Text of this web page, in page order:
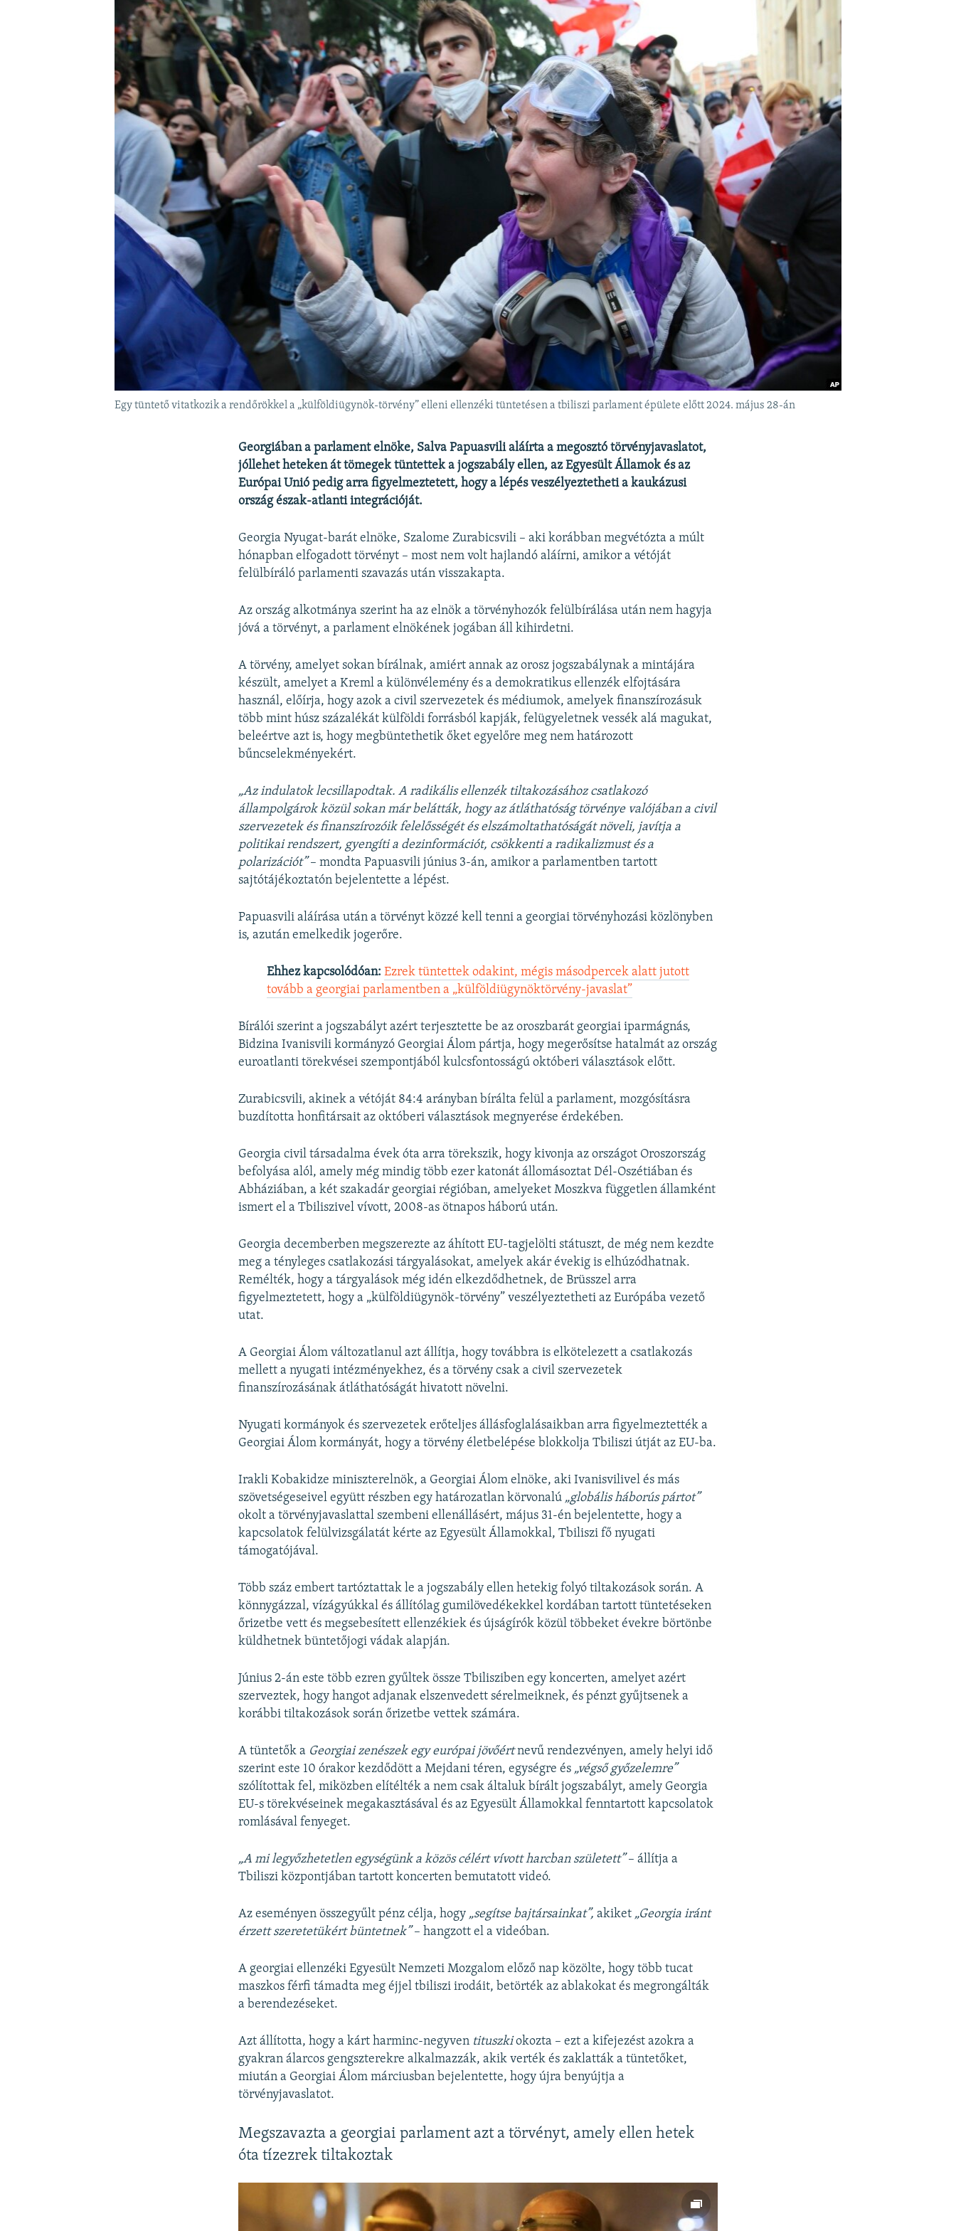
A MÚLT TANULSÁGAI
Egy tüntető vitatkozik a rendőrökkel a „külföldiügynök-törvény” elleni ellenzéki tüntetésen a tbiliszi parlament épülete előtt 2024. május 28-án
Georgiában a parlament elnöke, Salva Papuasvili aláírta a megosztó törvényjavaslatot,
jóllehet heteken át tömegek tüntettek a jogszabály ellen, az Egyesült Államok és az
Európai Unió pedig arra figyelmeztetett, hogy a lépés veszélyeztetheti a kaukázusi
ország észak-atlanti integrációját.
Georgia Nyugat-barát elnöke, Szalome Zurabicsvili – aki korábban megvétózta a múlt
hónapban elfogadott törvényt – most nem volt hajlandó aláírni, amikor a vétóját
felülbíráló parlamenti szavazás után visszakapta.
Az ország alkotmánya szerint ha az elnök a törvényhozók felülbírálása után nem hagyja
jóvá a törvényt, a parlament elnökének jogában áll kihirdetni.
A törvény, amelyet sokan bírálnak, amiért annak az orosz jogszabálynak a mintájára
készült, amelyet a Kreml a különvélemény és a demokratikus ellenzék elfojtására
használ, előírja, hogy azok a civil szervezetek és médiumok, amelyek finanszírozásuk
több mint húsz százalékát külföldi forrásból kapják, felügyeletnek vessék alá magukat,
beleértve azt is, hogy megbüntethetik őket egyelőre meg nem határozott
bűncselekményekért.
„Az indulatok lecsillapodtak. A radikális ellenzék tiltakozásához csatlakozó
állampolgárok közül sokan már belátták, hogy az átláthatóság törvénye valójában a civil
szervezetek és finanszírozóik felelősségét és elszámoltathatóságát növeli, javítja a
politikai rendszert, gyengíti a dezinformációt, csökkenti a radikalizmust és a
polarizációt”– mondta Papuasvili június 3-án, amikor a parlamentben tartott
sajtótájékoztatón bejelentette a lépést.
Papuasvili aláírása után a törvényt közzé kell tenni a georgiai törvényhozási közlönyben
is, azután emelkedik jogerőre.
Ehhez kapcsolódóan: Ezrek tüntettek odakint, mégis másodpercek alatt jutott
tovább a georgiai parlamentben a „külföldiügynöktörvény-javaslat”
Bírálói szerint a jogszabályt azért terjesztette be az oroszbarát georgiai iparmágnás,
Bidzina Ivanisvili kormányzó Georgiai Álom pártja, hogy megerősítse hatalmát az ország
euroatlanti törekvései szempontjából kulcsfontosságú októberi választások előtt.
Zurabicsvili, akinek a vétóját 84:4 arányban bírálta felül a parlament, mozgósításra
buzdította honfitársait az októberi választások megnyerése érdekében.
Georgia civil társadalma évek óta arra törekszik, hogy kivonja az országot Oroszország
befolyása alól, amely még mindig több ezer katonát állomásoztat Dél-Oszétiában és
Abháziában, a két szakadár georgiai régióban, amelyeket Moszkva független államként
ismert el a Tbiliszivel vívott, 2008-as ötnapos háború után.
Georgia decemberben megszerezte az áhított EU-tagjelölti státuszt, de még nem kezdte
meg a tényleges csatlakozási tárgyalásokat, amelyek akár évekig is elhúzódhatnak.
Remélték, hogy a tárgyalások még idén elkezdődhetnek, de Brüsszel arra
figyelmeztetett, hogy a „külföldiügynök-törvény” veszélyeztetheti az Európába vezető
utat.
A Georgiai Álom változatlanul azt állítja, hogy továbbra is elkötelezett a csatlakozás
mellett a nyugati intézményekhez, és a törvény csak a civil szervezetek
finanszírozásának átláthatóságát hivatott növelni.
Nyugati kormányok és szervezetek erőteljes állásfoglalásaikban arra figyelmeztették a
Georgiai Álom kormányát, hogy a törvény életbelépése blokkolja Tbiliszi útját az EU-ba.
Irakli Kobakidze miniszterelnök, a Georgiai Álom elnöke, aki Ivanisvilivel és más
szövetségeseivel együtt részben egy határozatlan körvonalú „globális háborús pártot”
okolt a törvényjavaslattal szembeni ellenállásért, május 31-én bejelentette, hogy a
kapcsolatok felülvizsgálatát kérte az Egyesült Államokkal, Tbiliszi fő nyugati
támogatójával.
Több száz embert tartóztattak le a jogszabály ellen hetekig folyó tiltakozások során. A
könnygázzal, vízágyúkkal és állítólag gumilövedékekkel kordában tartott tüntetéseken
őrizetbe vett és megsebesített ellenzékiek és újságírók közül többeket évekre börtönbe
küldhetnek büntetőjogi vádak alapján.
Június 2-án este több ezren gyűltek össze Tbilisziben egy koncerten, amelyet azért
szerveztek, hogy hangot adjanak elszenvedett sérelmeiknek, és pénzt gyűjtsenek a
korábbi tiltakozások során őrizetbe vettek számára.
A tüntetők a Georgiai zenészek egy európai jövőértnevű rendezvényen, amely helyi idő
szerint este 10 órakor kezdődött a Mejdani téren, egységre és „végső győzelemre”
szólítottak fel, miközben elítélték a nem csak általuk bírált jogszabályt, amely Georgia
EU-s törekvéseinek megakasztásával és az Egyesült Államokkal fenntartott kapcsolatok
romlásával fenyeget.
„A mi legyőzhetetlen egységünk a közös célért vívott harcban született”– állítja a
Tbiliszi központjában tartott koncerten bemutatott videó.
Az eseményen összegyűlt pénz célja, hogy „segítse bajtársainkat”, akiket „Georgia iránt
érzett szeretetükért büntetnek”– hangzott el a videóban.
A georgiai ellenzéki Egyesült Nemzeti Mozgalom előző nap közölte, hogy több tucat
maszkos férfi támadta meg éjjel tbiliszi irodáit, betörték az ablakokat és megrongálták
a berendezéseket.
Azt állította, hogy a kárt harminc-negyven tituszkiokozta – ezt a kifejezést azokra a
gyakran álarcos gengszterekre alkalmazzák, akik verték és zaklatták a tüntetőket,
miután a Georgiai Álom márciusban bejelentette, hogy újra benyújtja a
törvényjavaslatot.
Megszavazta a georgiai parlament azt a törvényt, amely ellen hetek
óta tízezrek tiltakoztak